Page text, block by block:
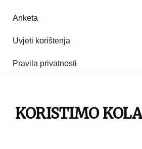
Anketa
Uvjeti korištenja
Pravila privatnosti
Pravila korištenja
KORISTIMO